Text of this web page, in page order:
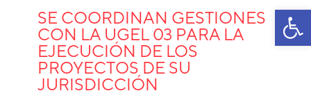
SE COORDINAN GESTIONES
CON LA UGEL 03 PARA LA
EJECUCIÓN DE LOS
PROYECTOS DE SU
JURISDICCIÓN